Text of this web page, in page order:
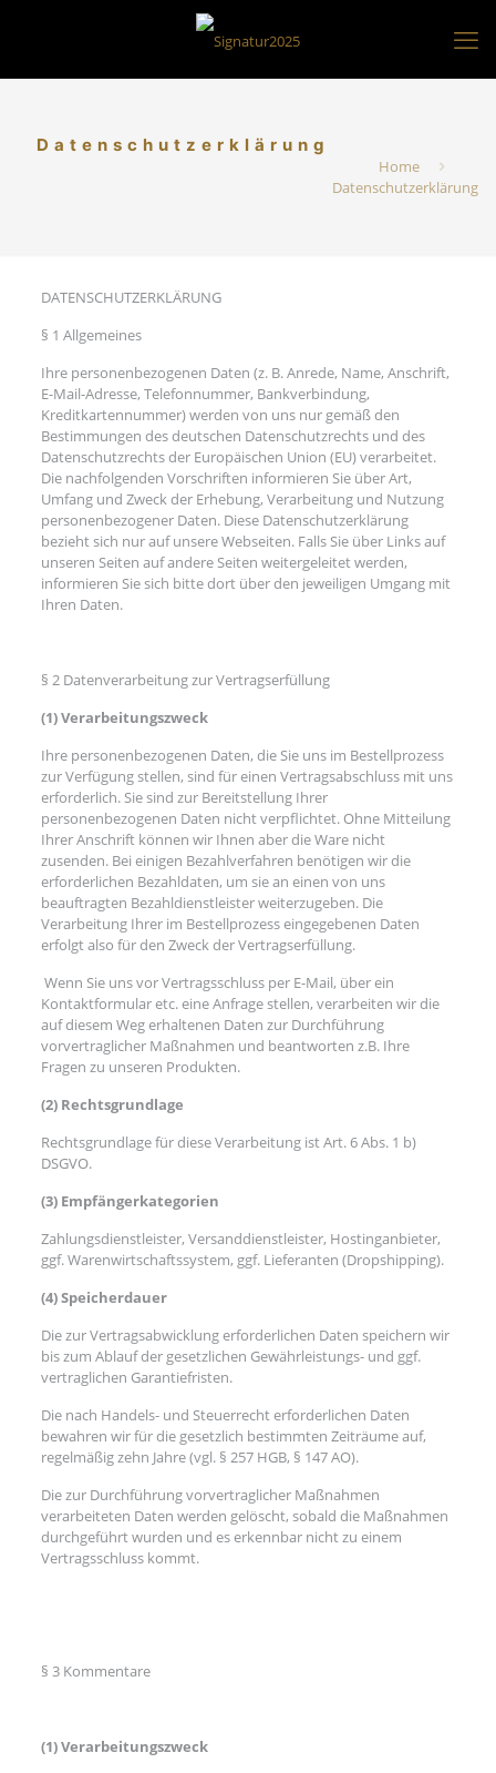
Datenschutzerklärung
Home
Datenschutzerklärung
DATENSCHUTZERKLÄRUNG
§ 1 Allgemeines
Ihre personenbezogenen Daten (z. B. Anrede, Name, Anschrift,
E-Mail-Adresse, Telefonnummer, Bankverbindung,
Kreditkartennummer) werden von uns nur gemäß den
Bestimmungen des deutschen Datenschutzrechts und des
Datenschutzrechts der Europäischen Union (EU) verarbeitet.
Die nachfolgenden Vorschriften informieren Sie über Art,
Umfang und Zweck der Erhebung, Verarbeitung und Nutzung
personenbezogener Daten. Diese Datenschutzerklärung
bezieht sich nur auf unsere Webseiten. Falls Sie über Links auf
unseren Seiten auf andere Seiten weitergeleitet werden,
informieren Sie sich bitte dort über den jeweiligen Umgang mit
Ihren Daten.
§ 2 Datenverarbeitung zur Vertragserfüllung
(1) Verarbeitungszweck
Ihre personenbezogenen Daten, die Sie uns im Bestellprozess
zur Verfügung stellen, sind für einen Vertragsabschluss mit uns
erforderlich. Sie sind zur Bereitstellung Ihrer
personenbezogenen Daten nicht verpflichtet. Ohne Mitteilung
Ihrer Anschrift können wir Ihnen aber die Ware nicht
zusenden. Bei einigen Bezahlverfahren benötigen wir die
erforderlichen Bezahldaten, um sie an einen von uns
beauftragten Bezahldienstleister weiterzugeben. Die
Verarbeitung Ihrer im Bestellprozess eingegebenen Daten
erfolgt also für den Zweck der Vertragserfüllung.
Wenn Sie uns vor Vertragsschluss per E-Mail, über ein
Kontaktformular etc. eine Anfrage stellen, verarbeiten wir die
auf diesem Weg erhaltenen Daten zur Durchführung
vorvertraglicher Maßnahmen und beantworten z.B. Ihre
Fragen zu unseren Produkten.
(2) Rechtsgrundlage
Rechtsgrundlage für diese Verarbeitung ist Art. 6 Abs. 1 b)
DSGVO.
(3) Empfängerkategorien
Zahlungsdienstleister, Versanddienstleister, Hostinganbieter,
ggf. Warenwirtschaftssystem, ggf. Lieferanten (Dropshipping).
(4) Speicherdauer
Die zur Vertragsabwicklung erforderlichen Daten speichern wir
bis zum Ablauf der gesetzlichen Gewährleistungs- und ggf.
vertraglichen Garantiefristen.
Die nach Handels- und Steuerrecht erforderlichen Daten
bewahren wir für die gesetzlich bestimmten Zeiträume auf,
regelmäßig zehn Jahre (vgl. § 257 HGB, § 147 AO).
Die zur Durchführung vorvertraglicher Maßnahmen
verarbeiteten Daten werden gelöscht, sobald die Maßnahmen
durchgeführt wurden und es erkennbar nicht zu einem
Vertragsschluss kommt.
§ 3 Kommentare
(1) Verarbeitungszweck